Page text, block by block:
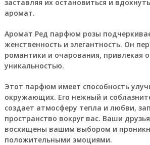
заставляя их остановиться и
аромат.
Аромат Ред парфюм розы
женственность и элегантность. Он
романтики и очарования, привлекая
уникальностью.
Этот парфюм имеет способность
окружающих. Его нежный и
создает атмосферу тепла и любви,
пространство вокруг вас. Ваши
восхищены вашим выбором и
положительными эмоциями.